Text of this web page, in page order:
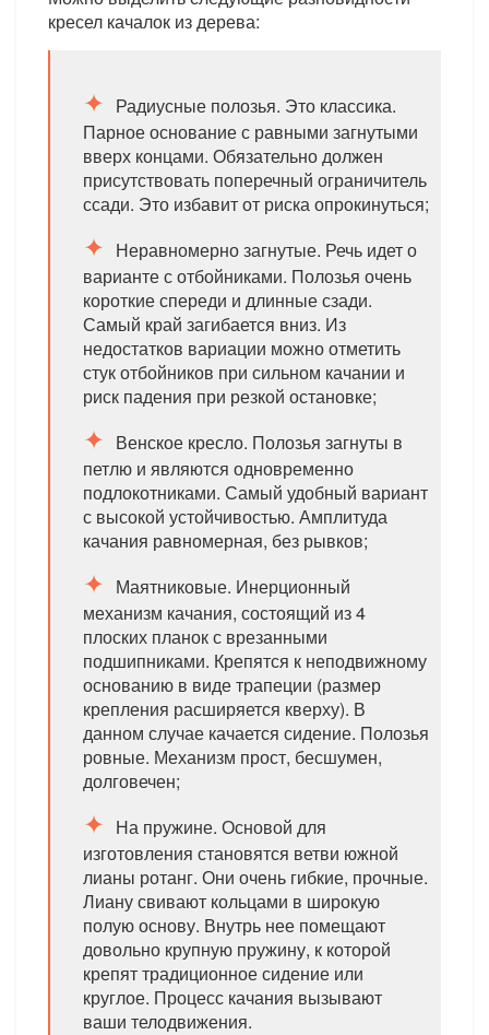
кресел качалок из дерева:
Радиусные полозья. Это классика.
Парное основание с равными загнутыми
вверх концами. Обязательно должен
присутствовать поперечный ограничитель
ссади. Это избавит от риска опрокинуться;
Неравномерно загнутые. Речь идет о
варианте с отбойниками. Полозья очень
короткие спереди и длинные сзади.
Самый край загибается вниз. Из
недостатков вариации можно отметить
стук отбойников при сильном качании и
риск падения при резкой остановке;
Венское кресло. Полозья загнуты в
петлю и являются одновременно
подлокотниками. Самый удобный вариант
с высокой устойчивостью. Амплитуда
качания равномерная, без рывков;
Маятниковые. Инерционный
механизм качания, состоящий из 4
плоских планок с врезанными
подшипниками. Крепятся к неподвижному
основанию в виде трапеции (размер
крепления расширяется кверху). В
данном случае качается сидение. Полозья
ровные. Механизм прост, бесшумен,
долговечен;
На пружине. Основой для
изготовления становятся ветви южной
лианы ротанг. Они очень гибкие, прочные.
Лиану свивают кольцами в широкую
полую основу. Внутрь нее помещают
довольно крупную пружину, к которой
крепят традиционное сидение или
круглое. Процесс качания вызывают
ваши телодвижения.